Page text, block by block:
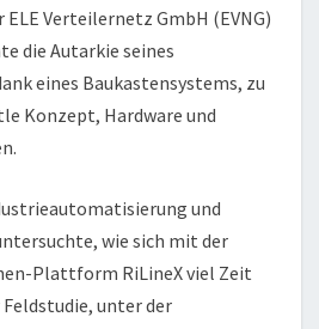
Verteilernetz GmbH (EVNG)
die Autarkie seines
eines Baukastensystems, zu
Konzept, Hardware und
und
wie sich mit der
Plattform RiLineX viel Zeit
unter der